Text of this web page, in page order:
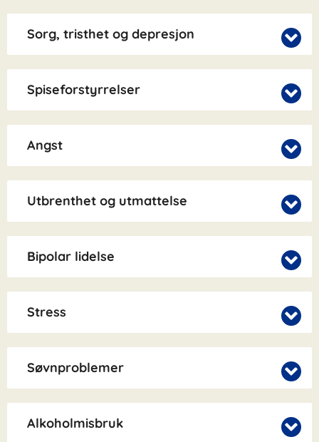
Sorg, tristhet og depresjon
Spiseforstyrrelser
Angst
Utbrenthet og utmattelse
Bipolar lidelse
Stress
Søvnproblemer
Alkoholmisbruk